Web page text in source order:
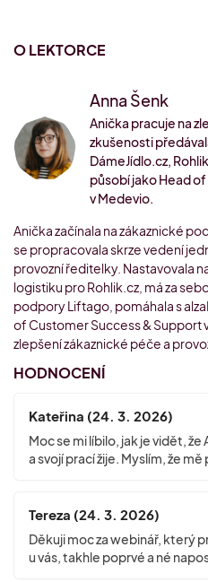
O LEKTORCE
Anna Šenk
Anička pracuje na
zkušenosti
DámeJídlo.cz,
působí jako Head
v Medevio.
Anička začínala na zákaznické
se propracovala skrze vedení
provozní ředitelky. Nastavovala
logistiku pro Rohlik.cz, má za
podpory Liftago, pomáhala s
of Customer Success & Support
zlepšení zákaznické péče a
HODNOCENÍ
Kateřina (24. 3. 2026)
Moc se mi líbilo, jak je vidět,
a svojí prací žije. Myslím, že
Tereza (24. 3. 2026)
Děkuji moc za webinář, který
u vás, takhle poprvé a né